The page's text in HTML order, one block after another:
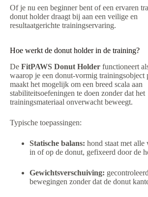
Of je nu een beginner bent of een ervaren
donut holder draagt bij aan een veilige en
resultaatgerichte trainingservaring.
Hoe werkt de donut holder in de training?
De FitPAWS Donut Holder functioneert
waarop je een donut-vormig trainingsobject
maakt het mogelijk om een breed scala aan
stabiliteitsoefeningen te doen zonder dat het
trainingsmateriaal onverwacht beweegt.
Typische toepassingen:
Statische balans: hond staat met alle
in of op de donut, gefixeerd door de
Gewichtsverschuiving:
bewegingen zonder dat de donut